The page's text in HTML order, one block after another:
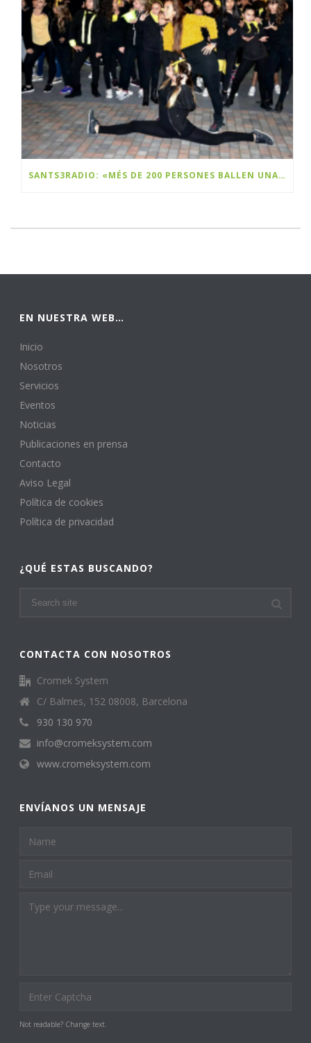
SANTS3RADIO: «MÉS DE 200 PERSONES BALLEN UNA FLASHMOB A SANTS PER CELEBRAR EL BLACK FRIDAY»
EN NUESTRA WEB…
Inicio
Nosotros
Servicios
Eventos
Noticias
Publicaciones en prensa
Contacto
Aviso Legal
Política de cookies
Política de privacidad
¿QUÉ ESTAS BUSCANDO?
CONTACTA CON NOSOTROS
Cromek System
C/ Balmes, 152 08008, Barcelona
930 130 970
info@cromeksystem.com
www.cromeksystem.com
ENVÍANOS UN MENSAJE
Not readable? Change text.